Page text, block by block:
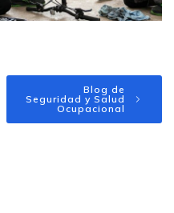
Blog de
Seguridad y Salud
Ocupacional